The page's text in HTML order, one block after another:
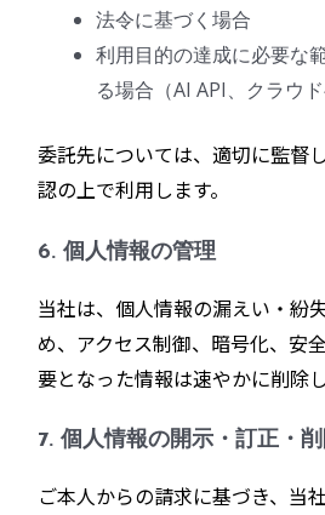
法令に基づく場合
利用目的の達成に必要な
る場合（AI API、クラウド
委託先については、適切に監督
認の上で利用します。
6. 個人情報の管理
当社は、個人情報の漏えい・紛
め、アクセス制御、暗号化、安
要となった情報は速やかに削除し
7. 個人情報の開示・訂正・
ご本人からの請求に基づき、当